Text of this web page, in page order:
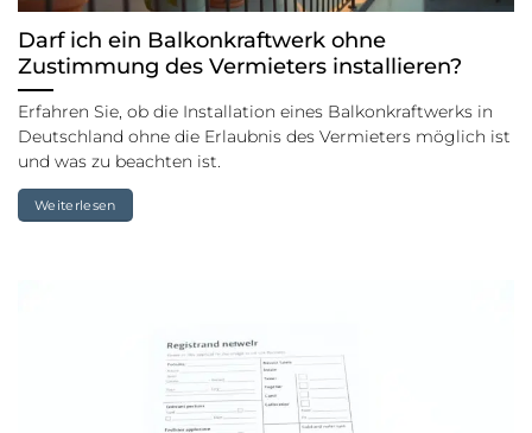
Darf ich ein Balkonkraftwerk ohne
Zustimmung des Vermieters installieren?
Erfahren Sie, ob die Installation eines Balkonkraftwerks in
Deutschland ohne die Erlaubnis des Vermieters möglich ist
und was zu beachten ist.
Weiterlesen